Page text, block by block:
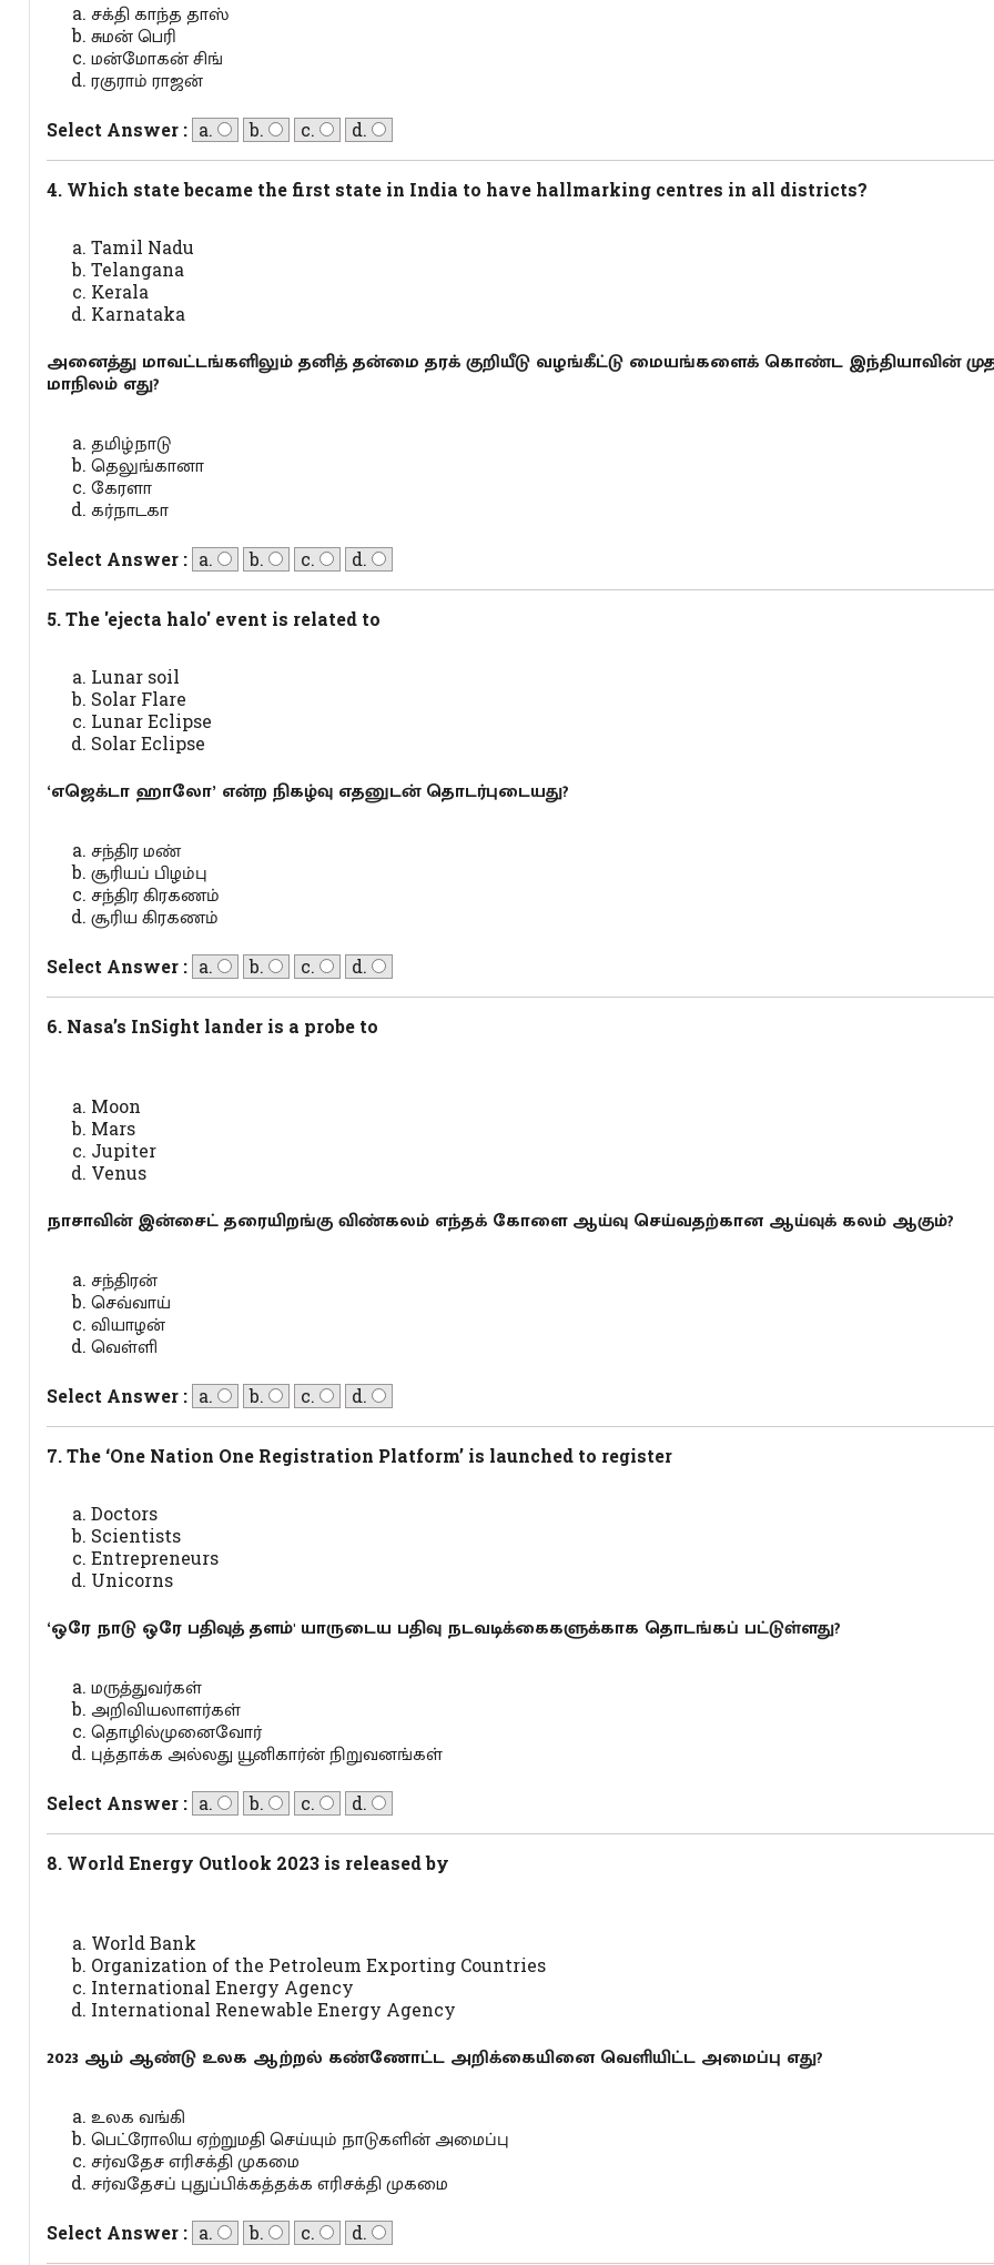
சக்தி காந்த தாஸ்
சுமன் பெரி
மன்மோகன் சிங்
ரகுராம் ராஜன்
Select Answer : a. b. c. d.
4. Which state became the first state in India to have hallmarking centres in all districts?
Tamil Nadu
Telangana
Kerala
Karnataka
அனைத்து மாவட்டங்களிலும் தனித் தன்மை தரக் குறியீடு வழங்கீட்டு மையங்களைக் கொண்ட இந்தியாவின்
மாநிலம் எது?
தமிழ்நாடு
தெலுங்கானா
கேரளா
கர்நாடகா
Select Answer : a. b. c. d.
5. The 'ejecta halo' event is related to
Lunar soil
Solar Flare
Lunar Eclipse
Solar Eclipse
‘எஜெக்டா ஹாலோ’ என்ற நிகழ்வு எதனுடன் தொடர்புடையது?
சந்திர மண்
சூரியப் பிழம்பு
சந்திர கிரகணம்
சூரிய கிரகணம்
Select Answer : a. b. c. d.
6. Nasa’s InSight lander is a probe to
Moon
Mars
Jupiter
Venus
நாசாவின் இன்சைட் தரையிறங்கு விண்கலம் எந்தக் கோளை ஆய்வு செய்வதற்கான ஆய்வுக் கலம் ஆகும்?
சந்திரன்
செவ்வாய்
வியாழன்
வெள்ளி
Select Answer : a. b. c. d.
7. The ‘One Nation One Registration Platform’ is launched to register
Doctors
Scientists
Entrepreneurs
Unicorns
‘ஒரே நாடு ஒரே பதிவுத் தளம்' யாருடைய பதிவு நடவடிக்கைகளுக்காக தொடங்கப் பட்டுள்ளது?
மருத்துவர்கள்
அறிவியலாளர்கள்
தொழில்முனைவோர்
புத்தாக்க அல்லது யூனிகார்ன் நிறுவனங்கள்
Select Answer : a. b. c. d.
8. World Energy Outlook 2023 is released by
World Bank
Organization of the Petroleum Exporting Countries
International Energy Agency
International Renewable Energy Agency
2023 ஆம் ஆண்டு உலக ஆற்றல் கண்ணோட்ட அறிக்கையினை வெளியிட்ட அமைப்பு எது?
உலக வங்கி
பெட்ரோலிய ஏற்றுமதி செய்யும் நாடுகளின் அமைப்பு
சர்வதேச எரிசக்தி முகமை
சர்வதேசப் புதுப்பிக்கத்தக்க எரிசக்தி முகமை
Select Answer : a. b. c. d.